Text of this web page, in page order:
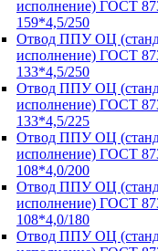
исполнение) ГОСТ
159*4,5/250
Отвод ППУ ОЦ
исполнение) ГОСТ
133*4,5/250
Отвод ППУ ОЦ
исполнение) ГОСТ
133*4,5/225
Отвод ППУ ОЦ
исполнение) ГОСТ
108*4,0/200
Отвод ППУ ОЦ
исполнение) ГОСТ
108*4,0/180
Отвод ППУ ОЦ